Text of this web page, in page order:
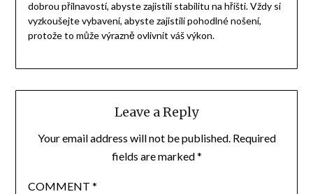
dobrou přilnavostí, abyste zajistili stabilitu na hřišti. Vždy si
vyzkoušejte vybavení, abyste zajistili pohodlné nošení,
protože to může výrazně ovlivnit váš výkon.
Leave a Reply
Your email address will not be published. Required
fields are marked*
COMMENT *